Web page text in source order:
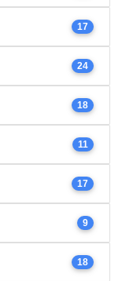
17
24
18
11
17
9
18